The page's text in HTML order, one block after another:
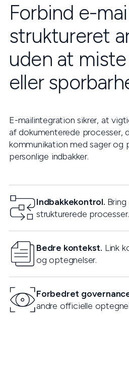
Forbind e-
struktureret
uden at
eller
E-mailintegration sikrer, at
af dokumenterede processer,
kommunikation med sager
personlige indbakker.
Indbakkekontrol.
strukturerede processer.
Bedre kontekst. Link
og optegnelser.
Forbedret
andre officielle